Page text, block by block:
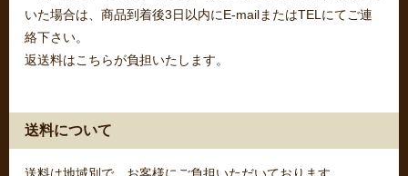
いた場合は、商品到着後3日以内にE-mailまたはTELにてご連
絡下さい。
返送料はこちらが負担いたします。
送料について